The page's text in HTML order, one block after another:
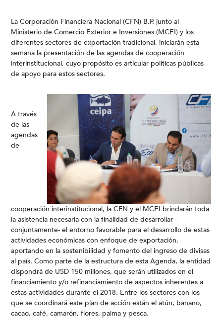
La Corporación Financiera Nacional (CFN) B.P. junto al
Ministerio de Comercio Exterior e Inversiones (MCEI) y los
diferentes sectores de exportación tradicional, iniciarán esta
semana la presentación de las agendas de cooperación
interinstitucional, cuyo propósito es articular políticas públicas
de apoyo para estos sectores.
A través
de las
agendas
de
cooperación interinstitucional, la CFN y el MCEI brindarán toda
la asistencia necesaria con la finalidad de desarrollar -
conjuntamente- el entorno favorable para el desarrollo de estas
actividades económicas con enfoque de exportación,
aportando en la sostenibilidad y fomento del ingreso de divisas
al país. Como parte de la estructura de esta Agenda, la entidad
dispondrá de USD 150 millones, que serán utilizados en el
financiamiento y/o refinanciamiento de aspectos inherentes a
estas actividades durante el 2018. Entre los sectores con los
que se coordinará este plan de acción están el atún, banano,
cacao, café, camarón, flores, palma y pesca.